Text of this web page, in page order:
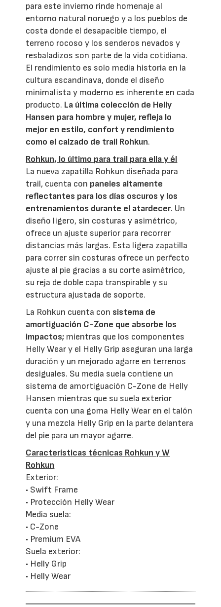
para este invierno rinde homenaje al
entorno natural noruego y a los pueblos de
costa donde el desapacible tiempo, el
terreno rocoso y los senderos nevados y
resbaladizos son parte de la vida cotidiana.
El rendimiento es solo media historia en la
cultura escandinava, donde el diseño
minimalista y moderno es inherente en cada
producto. La última colección de Helly
Hansen para hombre y mujer, refleja lo
mejor en estilo, confort y rendimiento
como el calzado de trail Rohkun.
Rohkun, lo último para trail para ella y él
La nueva zapatilla Rohkun diseñada para
trail, cuenta con paneles altamente
reflectantes para los días oscuros y los
entrenamientos durante el atardecer. Un
diseño ligero, sin costuras y asimétrico,
ofrece un ajuste superior para recorrer
distancias más largas. Esta ligera zapatilla
para correr sin costuras ofrece un perfecto
ajuste al pie gracias a su corte asimétrico,
su reja de doble capa transpirable y su
estructura ajustada de soporte.
La Rohkun cuenta con sistema de
amortiguación C-Zone que absorbe los
impactos; mientras que los componentes
Helly Wear y el Helly Grip aseguran una larga
duración y un mejorado agarre en terrenos
desiguales. Su media suela contiene un
sistema de amortiguación C-Zone de Helly
Hansen mientras que su suela exterior
cuenta con una goma Helly Wear en el talón
y una mezcla Helly Grip en la parte delantera
del pie para un mayor agarre.
Características técnicas Rohkun y W
Rohkun
Exterior:
• Swift Frame
• Protección Helly Wear
Media suela:
• C-Zone
• Premium EVA
Suela exterior:
• Helly Grip
• Helly Wear